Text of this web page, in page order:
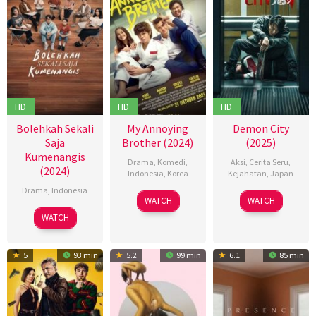
HD
Bolehkah Sekali
Saja
Kumenangis
(2024)
Drama Indonesia
17
Oct
Reka
Wijaya
WATCH
HD
My Annoying
Brother (2024)
Drama Komedi
Indonesia Korea
24
Oct
Dinna
Jasanti
WATCH
HD
Demon City
(2025)
Aksi Cerita Seru
Kejahatan Japan
26
Feb
田
中
WATCH
5 93 min 5.2 99 min 6.1 85 min